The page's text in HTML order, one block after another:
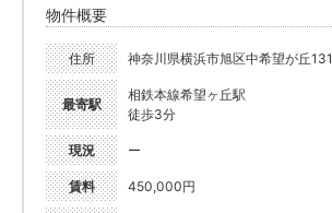
物件概要
住所 神奈川県横浜市旭区中希望が丘131
最寄駅
相鉄本線希望ヶ丘駅
徒歩3分
現況 ー
賃料 450,000円